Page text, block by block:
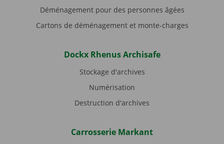
Déménagement pour des personnes âgées
Cartons de déménagement et monte-charges
Dockx Rhenus Archisafe
Stockage d'archives
Numérisation
Destruction d'archives
Carrosserie Markant